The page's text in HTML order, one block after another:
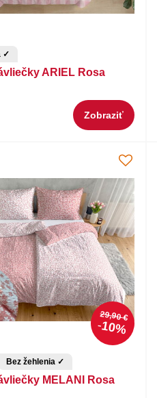
✓
ARIEL Rosa
Zobraziť
29,90 €
10%
Bez žehlenia ✓
MELANI Rosa